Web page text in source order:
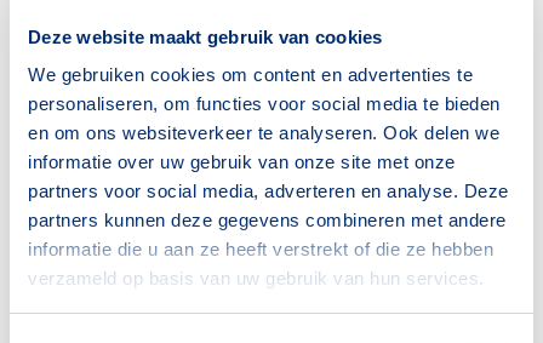
Deze website maakt gebruik van cookies
We gebruiken cookies om content en advertenties te
personaliseren, om functies voor social media te bieden
en om ons websiteverkeer te analyseren. Ook delen we
informatie over uw gebruik van onze site met onze
partners voor social media, adverteren en analyse. Deze
partners kunnen deze gegevens combineren met andere
informatie die u aan ze heeft verstrekt of die ze hebben
verzameld op basis van uw gebruik van hun services.
65+ jaar
Bron: CBS
Huishoudens
Alleenwonend
295